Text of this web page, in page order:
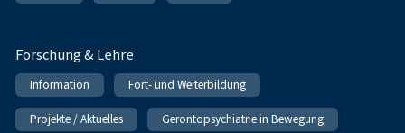
Forschung & Lehre
Information Fort- und Weiterbildung
Projekte / Aktuelles Gerontopsychiatrie in Bewegung